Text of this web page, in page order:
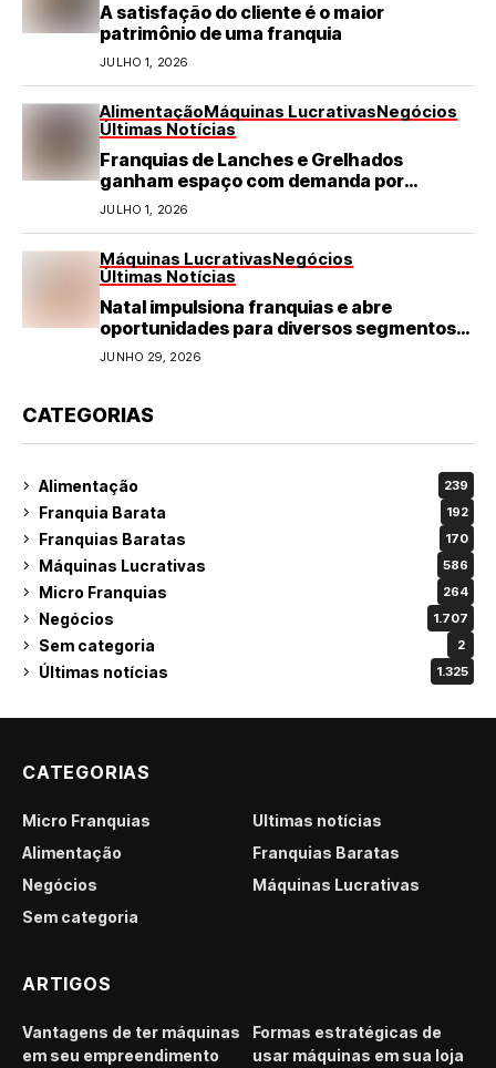
A satisfação do cliente é o maior
patrimônio de uma franquia
JULHO 1, 2026
AlimentaçãoMáquinas LucrativasNegócios
Últimas Notícias
Franquias de Lanches e Grelhados
ganham espaço com demanda por
refeições rápidas e de qualidade
JULHO 1, 2026
Máquinas LucrativasNegócios
Últimas Notícias
Natal impulsiona franquias e abre
oportunidades para diversos segmentos
do varejo
JUNHO 29, 2026
CATEGORIAS
Alimentação 239
Franquia Barata 192
Franquias Baratas 170
Máquinas Lucrativas 586
Micro Franquias 264
Negócios 1.707
Sem categoria 2
Últimas notícias 1.325
CATEGORIAS
Micro Franquias
Últimas notícias
Alimentação
Franquias Baratas
Negócios
Máquinas Lucrativas
Sem categoria
ARTIGOS
Vantagens de ter máquinas
em seu empreendimento
Formas estratégicas de
usar máquinas em sua loja